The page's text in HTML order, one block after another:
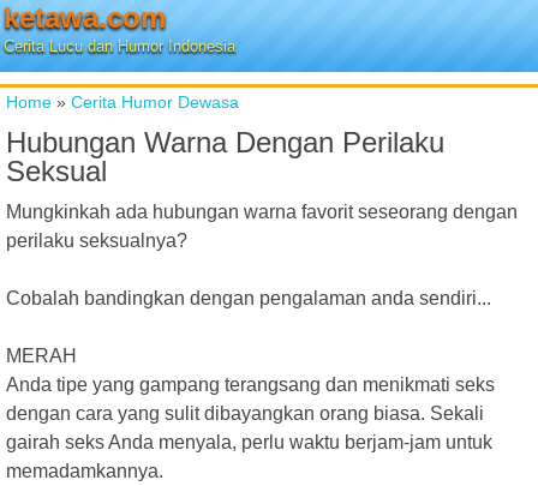
ketawa.com
Cerita Lucu dan Humor Indonesia
Home » Cerita Humor Dewasa
Hubungan Warna Dengan Perilaku
Seksual
Mungkinkah ada hubungan warna favorit seseorang dengan
perilaku seksualnya?
Cobalah bandingkan dengan pengalaman anda sendiri...
MERAH
Anda tipe yang gampang terangsang dan menikmati seks
dengan cara yang sulit dibayangkan orang biasa. Sekali
gairah seks Anda menyala, perlu waktu berjam-jam untuk
memadamkannya.